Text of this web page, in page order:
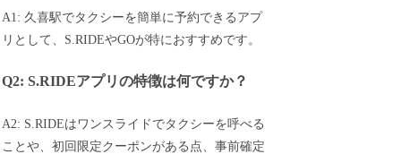
A1: 久喜駅でタクシーを簡単に予約できるアプ
リとして、S.RIDEやGOが特におすすめです。
Q2: S.RIDEアプリの特徴は何ですか？
A2: S.RIDEはワンスライドでタクシーを呼べる
ことや、初回限定クーポンがある点、事前確定